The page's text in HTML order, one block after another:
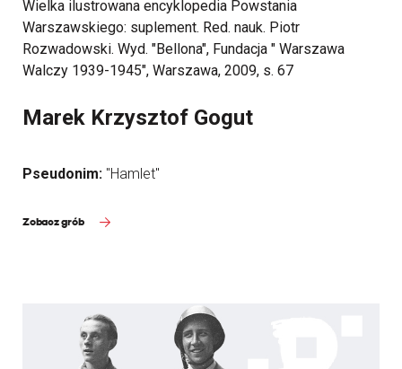
Wielka ilustrowana encyklopedia Powstania
Warszawskiego: suplement. Red. nauk. Piotr
Rozwadowski. Wyd. "Bellona", Fundacja " Warszawa
Walczy 1939-1945", Warszawa, 2009, s. 67
Marek Krzysztof Gogut
Pseudonim: "Hamlet"
Zobacz grób